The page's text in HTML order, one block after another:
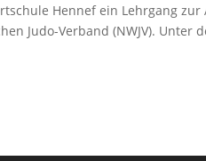
Hennef ein Lehrgang
Judo-Verband (NWJV). Unter